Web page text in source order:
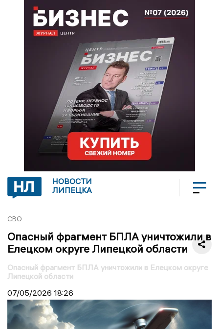
НОВОСТИ
ЛИПЕЦКА
СВО
Опасный фрагмент БПЛА уничтожили в
Елецком округе Липецкой области
Опасный фрагмент БПЛА уничтожили в Елецком округе
Липецкой области
07/05/2026 18:26